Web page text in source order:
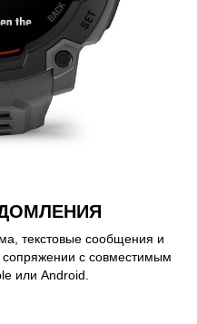
текстовые сообщения и
с совместимым
или Android.